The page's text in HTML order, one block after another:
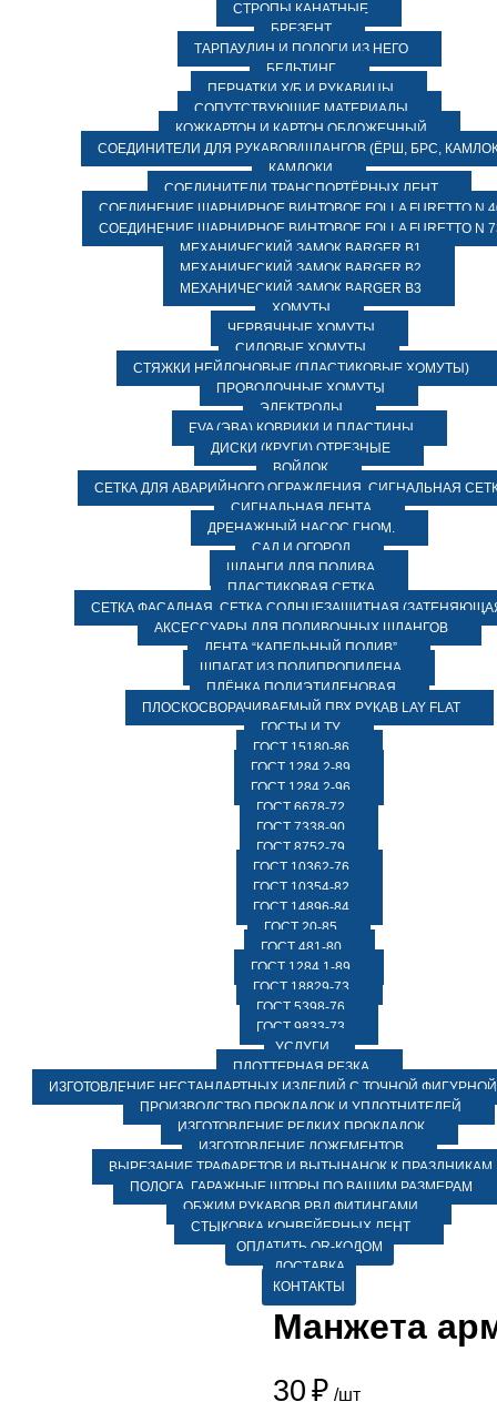
СТРОПЫ КАНАТНЫЕ
БРЕЗЕНТ
ТАРПАУЛИН И ПОЛОГИ ИЗ НЕГО
БЕЛЬТИНГ
ПЕРЧАТКИ Х/Б И РУКАВИЦЫ
СОПУТСТВУЮЩИЕ МАТЕРИАЛЫ
КОЖКАРТОН И КАРТОН ОБЛОЖЕЧНЫЙ
СОЕДИНИТЕЛИ ДЛЯ РУКАВОВ/ШЛАНГОВ (ЁРШ, БРС,
КАМЛОКИ
СОЕДИНИТЕЛИ ТРАНСПОРТЁРНЫХ ЛЕНТ
СОЕДИНЕНИЕ ШАРНИРНОЕ ВИНТОВОЕ FOLLA FURETTO N
СОЕДИНЕНИЕ ШАРНИРНОЕ ВИНТОВОЕ FOLLA FURETTO N
МЕХАНИЧЕСКИЙ ЗАМОК BARGER B1
МЕХАНИЧЕСКИЙ ЗАМОК BARGER B2
МЕХАНИЧЕСКИЙ ЗАМОК BARGER B3
ХОМУТЫ
ЧЕРВЯЧНЫЕ ХОМУТЫ
СИЛОВЫЕ ХОМУТЫ
СТЯЖКИ НЕЙЛОНОВЫЕ (ПЛАСТИКОВЫЕ ХОМУТЫ)
ПРОВОЛОЧНЫЕ ХОМУТЫ
ЭЛЕКТРОДЫ
EVA (ЭВА) КОВРИКИ И ПЛАСТИНЫ
ДИСКИ (КРУГИ) ОТРЕЗНЫЕ
ВОЙЛОК
СЕТКА ДЛЯ АВАРИЙНОГО ОГРАЖДЕНИЯ, СИГНАЛЬНАЯ
СИГНАЛЬНАЯ ЛЕНТА
ДРЕНАЖНЫЙ НАСОС ГНОМ.
САД И ОГОРОД
ШЛАНГИ ДЛЯ ПОЛИВА
ПЛАСТИКОВАЯ СЕТКА
СЕТКА ФАСАДНАЯ. СЕТКА СОЛНЦЕЗАЩИТНАЯ
АКСЕССУАРЫ ДЛЯ ПОЛИВОЧНЫХ ШЛАНГОВ
ЛЕНТА “КАПЕЛЬНЫЙ ПОЛИВ”
ШПАГАТ ИЗ ПОЛИПРОПИЛЕНА
ПЛЁНКА ПОЛИЭТИЛЕНОВАЯ
ПЛОСКОСВОРАЧИВАЕМЫЙ ПВХ РУКАВ LAY FLAT
ГОСТЫ И ТУ
ГОСТ 15180-86
ГОСТ 1284.2-89
ГОСТ 1284.2-96
ГОСТ 6678-72
ГОСТ 7338-90
ГОСТ 8752-79
ГОСТ 10362-76
ГОСТ 10354-82
ГОСТ 14896-84
ГОСТ 20-85
ГОСТ 481-80
ГОСТ 1284.1-89
ГОСТ 18829-73
ГОСТ 5398-76
ГОСТ 9833-73
УСЛУГИ
ПЛОТТЕРНАЯ РЕЗКА
ИЗГОТОВЛЕНИЕ НЕСТАНДАРТНЫХ ИЗДЕЛИЙ С ТОЧНОЙ ФИГУРНОЙ
ПРОИЗВОДСТВО ПРОКЛАДОК И УПЛОТНИТЕЛЕЙ
ИЗГОТОВЛЕНИЕ РЕДКИХ ПРОКЛАДОК
ИЗГОТОВЛЕНИЕ ЛОЖЕМЕНТОВ
ВЫРЕЗАНИЕ ТРАФАРЕТОВ И ВЫТЫНАНОК К ПРАЗДНИКАМ
ПОЛОГА, ГАРАЖНЫЕ ШТОРЫ ПО ВАШИМ РАЗМЕРАМ
ОБЖИМ РУКАВОВ РВД ФИТИНГАМИ
СТЫКОВКА КОНВЕЙЕРНЫХ ЛЕНТ
ОПЛАТИТЬ QR-КОДОМ
ДОСТАВКА
КОНТАКТЫ
Манжета
30 ₽ /шт